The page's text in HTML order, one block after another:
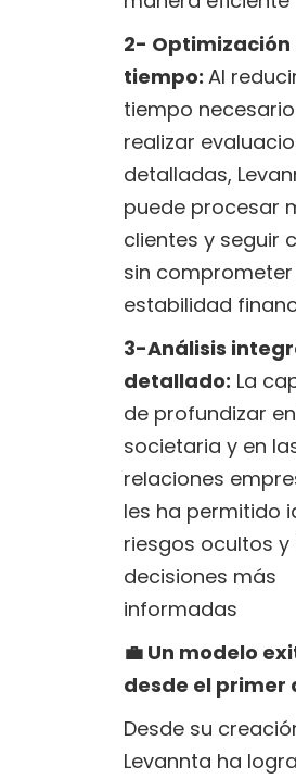
2- Optimización
tiempo: Al
tiempo
realizar
detalladas,
puede procesar
clientes y seguir
sin comprometer
estabilidad
3-Análisis
detallado: La
de profundizar
societaria y en
relaciones
les ha permitido
riesgos ocultos
decisiones más
informadas
💼 Un modelo
desde el primer
Desde su
Levannta ha